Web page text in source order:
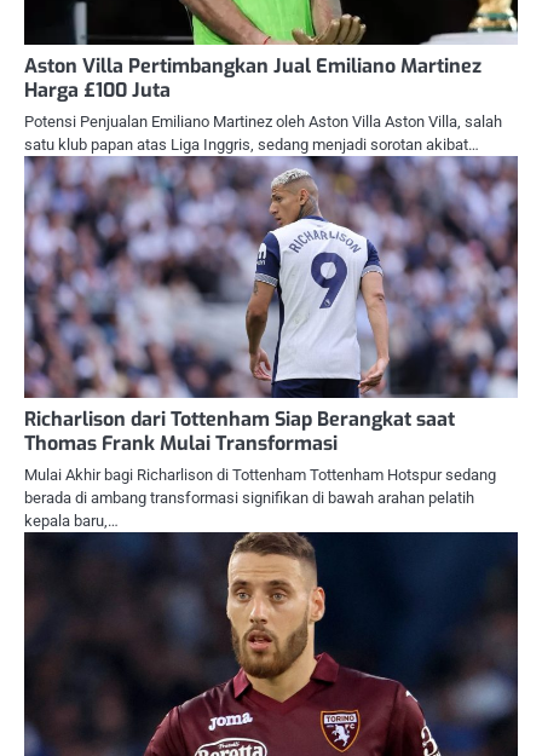
Aston Villa Pertimbangkan Jual Emiliano Martinez
Harga £100 Juta
Potensi Penjualan Emiliano Martinez oleh Aston Villa Aston Villa, salah
satu klub papan atas Liga Inggris, sedang menjadi sorotan akibat…
Richarlison dari Tottenham Siap Berangkat saat
Thomas Frank Mulai Transformasi
Mulai Akhir bagi Richarlison di Tottenham Tottenham Hotspur sedang
berada di ambang transformasi signifikan di bawah arahan pelatih
kepala baru,…